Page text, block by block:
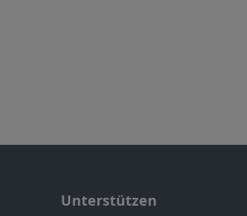
Unterstützen